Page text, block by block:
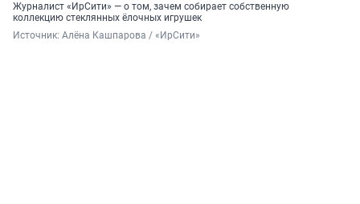
Журналист «ИрСити» — о том, зачем собирает собственную
коллекцию стеклянных ёлочных игрушек
Источник: Алёна Кашпарова / «ИрСити»